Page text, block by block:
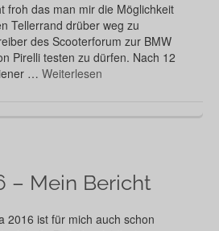
froh das man mir die Möglichkeit
Tellerrand drüber weg zu
des Scooterforum zur BMW
Pirelli testen zu dürfen. Nach 12
… Weiterlesen
– Mein Bericht
2016 ist für mich auch schon